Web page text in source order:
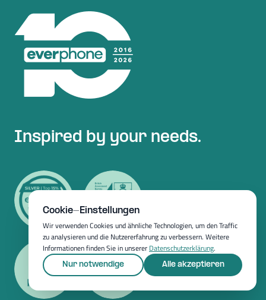
Inspired by your needs.
Cookie-Einstellungen
Wir verwenden Cookies und ähnliche Technologien, um den Traffic
zu analysieren und die Nutzererfahrung zu verbessern. Weitere
Informationen finden Sie in unserer Datenschutzerklärung.
Nur notwendige Alle akzeptieren